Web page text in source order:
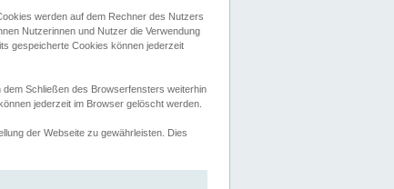
werden auf dem Rechner des Nutzers
Nutzerinnen und Nutzer die Verwendung
gespeicherte Cookies können jederzeit
Schließen des Browserfensters weiterhin
jederzeit im Browser gelöscht werden.
der Webseite zu gewährleisten. Dies